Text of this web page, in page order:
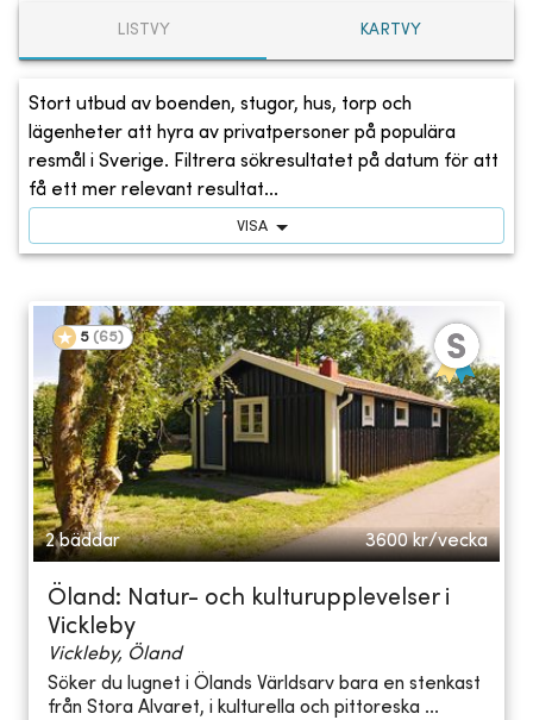
LISTVY KARTVY
Stort utbud av boenden, stugor, hus, torp och
lägenheter att hyra av privatpersoner på populära
resmål i Sverige. Filtrera sökresultatet på datum för att
få ett mer relevant resultat...
VISA
5 (65)
2 bäddar 3600 kr/vecka
Öland: Natur- och kulturupplevelser i
Vickleby
Vickleby, Öland
Söker du lugnet i Ölands Världsarv bara en stenkast
från Stora Alvaret, i kulturella och pittoreska ...